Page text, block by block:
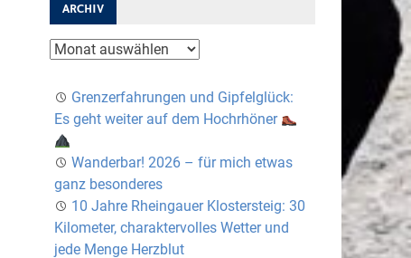
ARCHIV
Archiv
Grenzerfahrungen und Gipfelglück:
Es geht weiter auf dem Hochrhöner
Wanderbar! 2026 – für mich etwas
ganz besonderes
10 Jahre Rheingauer Klostersteig: 30
Kilometer, charaktervolles Wetter und
jede Menge Herzblut